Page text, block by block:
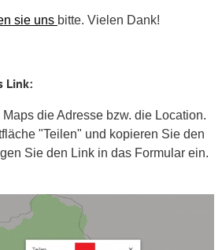
sie uns bitte. Vielen Dank!
Link:
die Adresse bzw. die Location.
"Teilen" und kopieren Sie den
Sie den Link in das Formular ein.